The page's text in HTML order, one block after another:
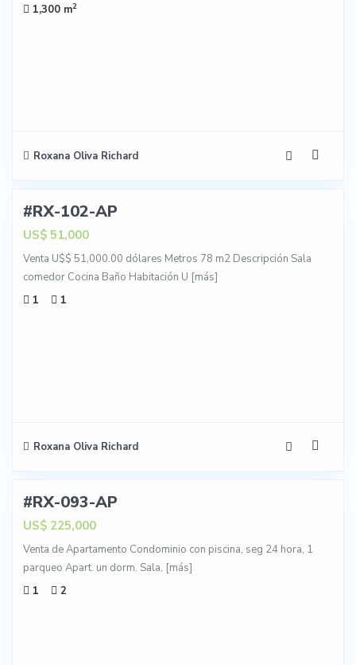
1,300 m2
Roxana Oliva Richard
#RX-102-AP
US$ 51,000
Venta U$$ 51,000.00 dólares Metros 78 m2 Descripción Sala
comedor Cocina Baño Habitación U [más]
1
1
Roxana Oliva Richard
#RX-093-AP
US$ 225,000
Venta de Apartamento Condominio con piscina, seg 24 hora, 1
parqueo Apart. un dorm. Sala, [más]
1
2